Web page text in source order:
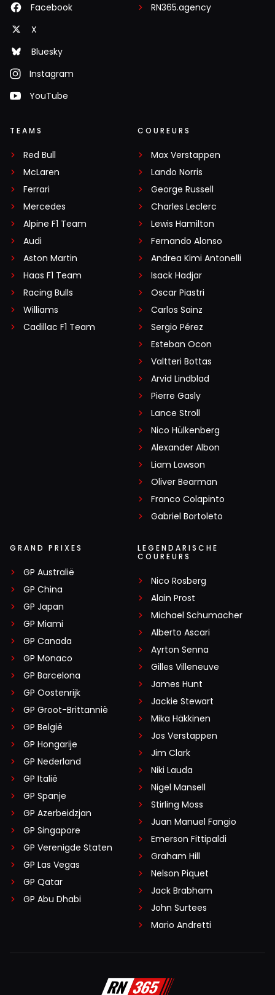
Facebook
X
Bluesky
Instagram
YouTube
RN365.agency
TEAMS
Red Bull
McLaren
Ferrari
Mercedes
Alpine F1 Team
Audi
Aston Martin
Haas F1 Team
Racing Bulls
Williams
Cadillac F1 Team
COUREURS
Max Verstappen
Lando Norris
George Russell
Charles Leclerc
Lewis Hamilton
Fernando Alonso
Andrea Kimi Antonelli
Isack Hadjar
Oscar Piastri
Carlos Sainz
Sergio Pérez
Esteban Ocon
Valtteri Bottas
Arvid Lindblad
Pierre Gasly
Lance Stroll
Nico Hülkenberg
Alexander Albon
Liam Lawson
Oliver Bearman
Franco Colapinto
Gabriel Bortoleto
GRAND PRIXES
GP Australië
GP China
GP Japan
GP Miami
GP Canada
GP Monaco
GP Barcelona
GP Oostenrijk
GP Groot-Brittannië
GP België
GP Hongarije
GP Nederland
GP Italië
GP Spanje
GP Azerbeidzjan
GP Singapore
GP Verenigde Staten
GP Las Vegas
GP Qatar
GP Abu Dhabi
LEGENDARISCHE
COUREURS
Nico Rosberg
Alain Prost
Michael Schumacher
Alberto Ascari
Ayrton Senna
Gilles Villeneuve
James Hunt
Jackie Stewart
Mika Häkkinen
Jos Verstappen
Jim Clark
Niki Lauda
Nigel Mansell
Stirling Moss
Juan Manuel Fangio
Emerson Fittipaldi
Graham Hill
Nelson Piquet
Jack Brabham
John Surtees
Mario Andretti